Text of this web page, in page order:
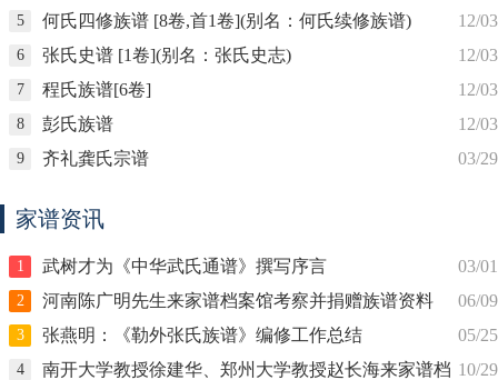
12/03
5
何氏四修族谱 [8卷,首1卷](别名：何氏续修族谱)
12/03
6
张氏史谱 [1卷](别名：张氏史志)
12/03
7
程氏族谱[6卷]
12/03
8
彭氏族谱
03/29
9 齐礼龚氏宗谱
家谱资讯
03/01
1
武树才为《中华武氏通谱》撰写序言
06/09
2
河南陈广明先生来家谱档案馆考察并捐赠族谱资料
05/25
3
张燕明：《勒外张氏族谱》编修工作总结
10/29
4 南开大学教授徐建华、郑州大学教授赵长海来家谱档